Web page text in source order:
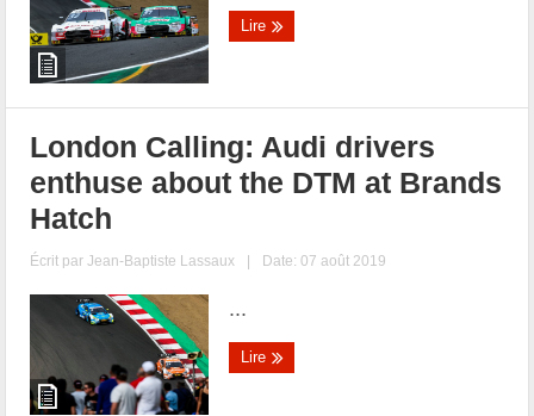
Lire
London Calling: Audi drivers
enthuse about the DTM at Brands
Hatch
Écrit parJean-Baptiste Lassaux | Date: 07 août 2019
...
Lire